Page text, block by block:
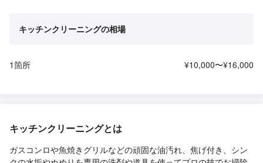
キッチンクリーニングの相場
1箇所 ¥10,000〜¥16,000
キッチンクリーニングとは
ガスコンロや魚焼きグリルなどの頑固な油汚れ、焦げ付き、シン